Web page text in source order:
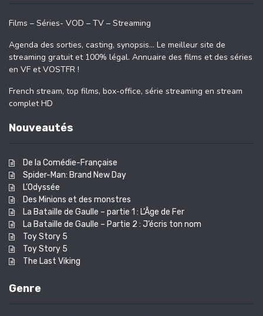
Films – Séries- VOD – TV – Streaming
Agenda des sorties, casting, synopsis… Le meilleur site de
streaming gratuit et 100% légal. Annuaire des films et des séries
en VF et VOSTFR !
French stream, top films, box-office, série streaming en stream
complet HD
Nouveautés
De la Comédie-Française
Spider-Man: Brand New Day
L’Odyssée
Des Minions et des monstres
La Bataille de Gaulle – partie 1 : L’Âge de Fer
La Bataille de Gaulle – Partie 2 : J’écris ton nom
Toy Story 5
Toy Story 5
The Last Viking
Genre